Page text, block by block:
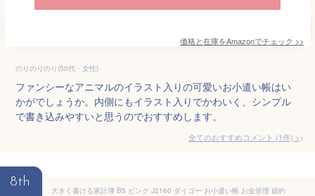
価格と在庫をAmazonでチェック >>
のりのりのり(50代・女性)
ファンシーなアニマルのイラスト入りの可愛いお小遣い帳はい
かがでしょうか。内側にもイラスト入りでかわいく、シンプル
で書き込みやすいと思うのでおすすめします。
全てのおすすめコメント (1件) >
8th
大きく書ける家計簿 B5 ピンク J2160 ダイゴー お小遣い帳 お金管理 節約